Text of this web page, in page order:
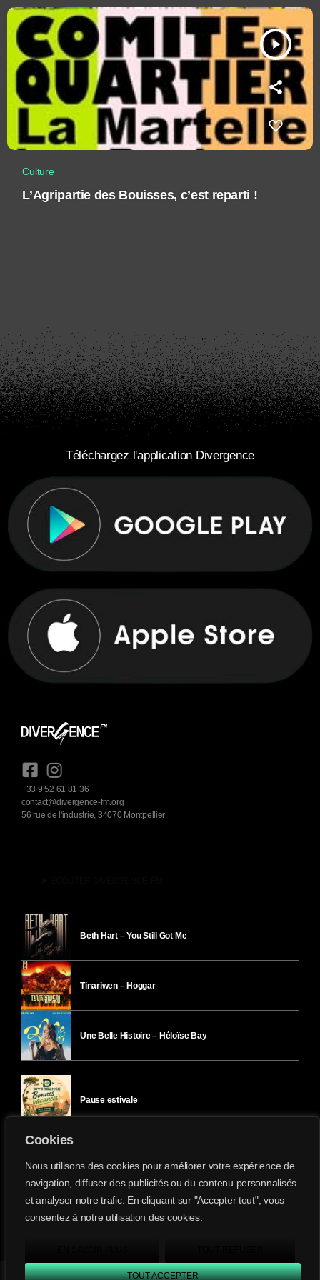
Cookies
Nous utilisons des cookies pour améliorer votre expérience de
navigation, diffuser des publicités ou du contenu personnalisés
et analyser notre trafic. En cliquant sur "Accepter tout", vous
consentez à notre utilisation des cookies.
TOUT ACCEPTER
play_arrow
Culture
L’Agripartie des Bouisses, c’est reparti !
Téléchargez l'application Divergence
+33 9 52 61 81 36
contact@divergence-fm.org
56 rue de l'industrie, 34070 Montpellier
Beth Hart – You Still Got Me
Tinariwen – Hoggar
Une Belle Histoire – Héloïse Bay
Pause estivale
Ici l’Ombre – mardi 28 juillet